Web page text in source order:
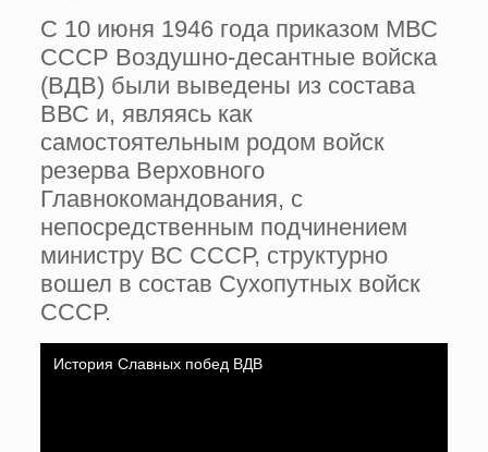
С 10 июня 1946 года приказом МВС
СССР Воздушно-десантные войска
(ВДВ) были выведены из состава
ВВС и, являясь как
самостоятельным родом войск
резерва Верховного
Главнокомандования, с
непосредственным подчинением
министру ВС СССР, структурно
вошел в состав Сухопутных войск
СССР.